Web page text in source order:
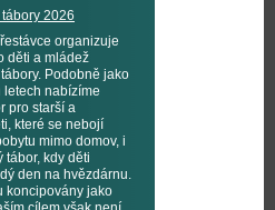
2026
organizuje
děti a mládež
Podobně jako
letech nabízíme
pro starší a
které se nebojí
mimo domov, i
tábor, kdy děti
den na hvězdárnu.
koncipovány jako